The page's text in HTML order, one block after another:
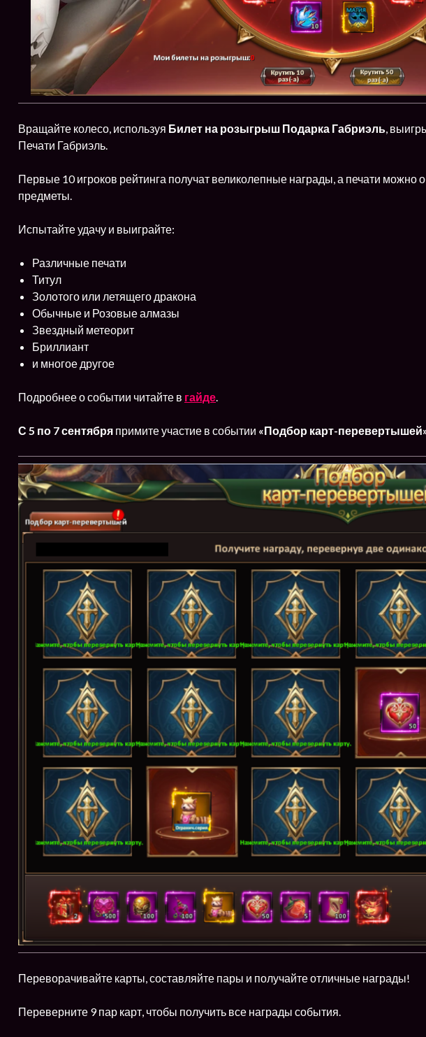
Вращайте колесо, используя Билет на розыгрыш Подарка Габриэль,
Печати Габриэль.
Первые 10 игроков рейтинга получат великолепные награды, а печати можно
предметы.
Испытайте удачу и выиграйте:
Различные печати
Титул
Золотого или летящего дракона
Обычные и Розовые алмазы
Звездный метеорит
Бриллиант
и многое другое
Подробнее о событии читайте в гайде.
С 5 по 7сентября примите участие в событии «Подбор карт-
Переворачивайте карты, составляйте пары и получайте отличные награды!
Переверните 9 пар карт, чтобы получить все награды события.
ХИТ